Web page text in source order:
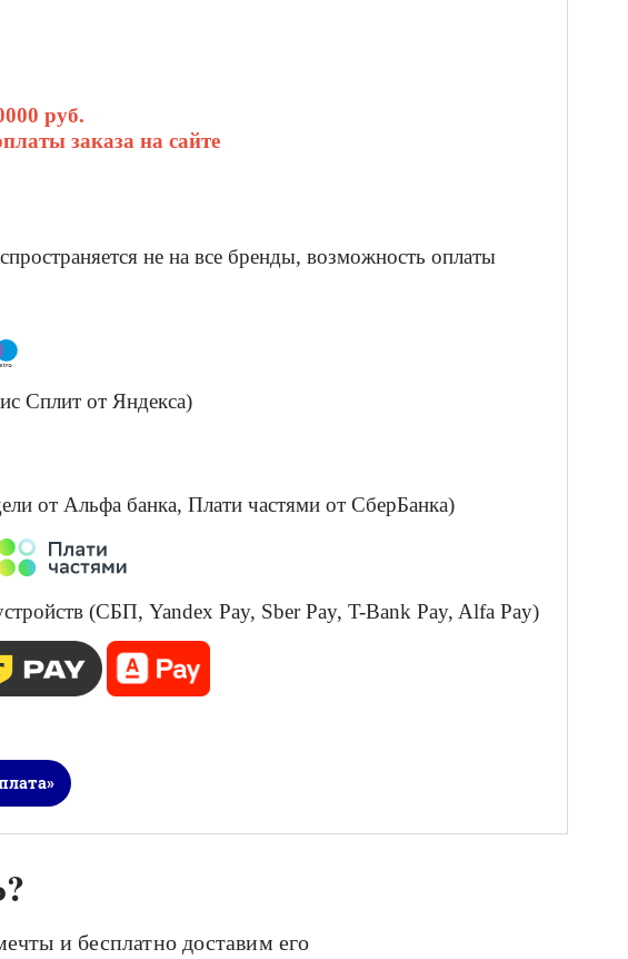
руб.
заказа на сайте
не на все бренды, возможность оплаты
Сплит от Яндекса)
от Альфа банка, Плати частями от СберБанка)
(СБП, Yandex Pay, Sber Pay, T-Bank Pay, Alfa Pay)
и бесплатно доставим его